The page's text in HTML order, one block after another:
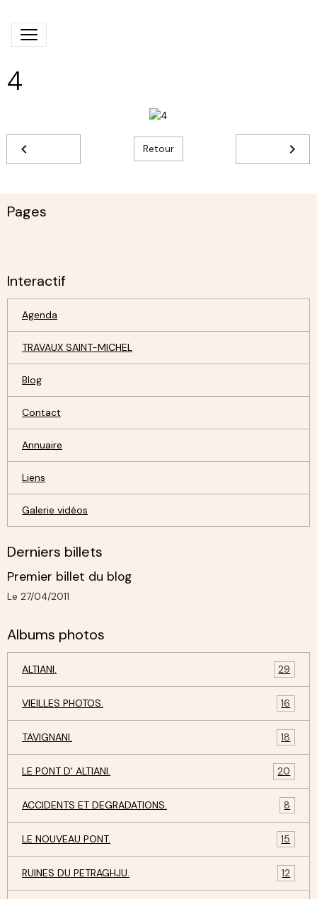
4
Retour
Pages
Interactif
Agenda
TRAVAUX SAINT-MICHEL
Blog
Contact
Annuaire
Liens
Galerie vidéos
Derniers billets
Premier billet du blog
Le 27/04/2011
Albums photos
ALTIANI. 29
VIEILLES PHOTOS. 16
TAVIGNANI. 18
LE PONT D' ALTIANI. 20
ACCIDENTS ET DEGRADATIONS. 8
LE NOUVEAU PONT. 15
RUINES DU PETRAGHJU. 12